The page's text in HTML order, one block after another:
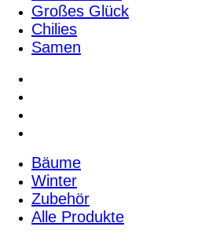
Großes Glück
Chilies
Samen
Bäume
Winter
Zubehör
Alle Produkte